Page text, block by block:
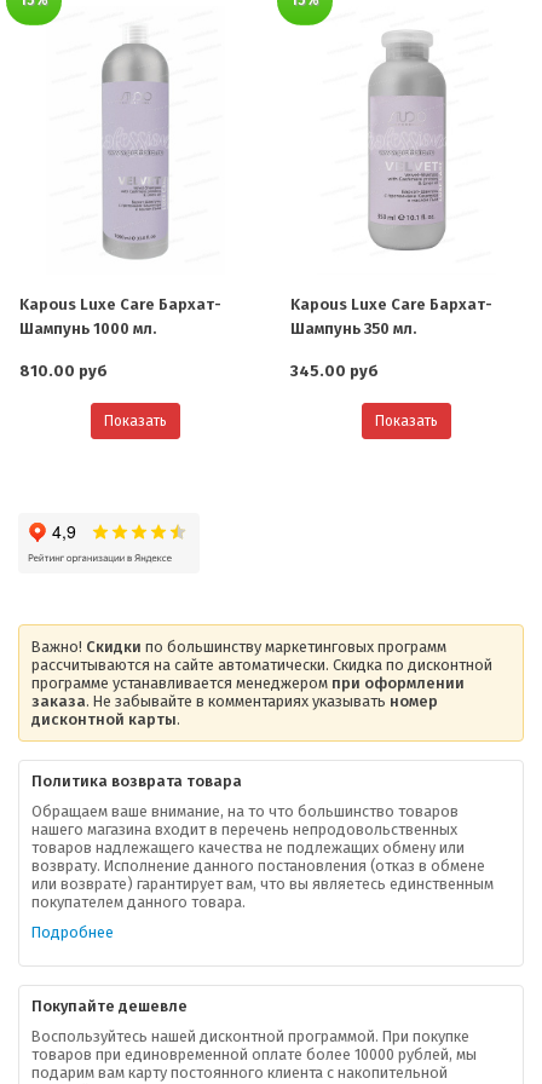
Kapous Luxe Care Бархат-
Шампунь 1000 мл.
810.00 руб
Показать
Kapous Luxe Care Бархат-
Шампунь 350 мл.
345.00 руб
Показать
Важно! Скидки по большинству маркетинговых программ
рассчитываются на сайте автоматически. Скидка по дисконтной
программе устанавливается менеджером при оформлении
заказа. Не забывайте в комментариях указывать номер
дисконтной карты.
Политика возврата товара
Обращаем ваше внимание, на то что большинство товаров
нашего магазина входит в перечень непродовольственных
товаров надлежащего качества не подлежащих обмену или
возврату. Исполнение данного постановления (отказ в обмене
или возврате) гарантирует вам, что вы являетесь единственным
покупателем данного товара.
Подробнее
Покупайте дешевле
Воспользуйтесь нашей дисконтной программой. При покупке
товаров при единовременной оплате более 10000 рублей, мы
подарим вам карту постоянного клиента с накопительной
О компании
Ваша скидка
Контактная информация
В помощь покупателю